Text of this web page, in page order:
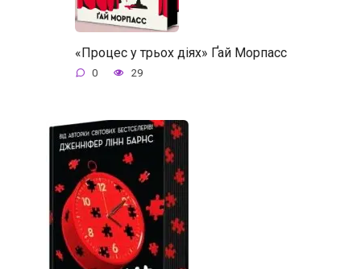
«Процес у трьох діях» Ґай Морпасс
0 29